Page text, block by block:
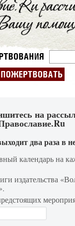
на
два раза в
календарь на
издательства